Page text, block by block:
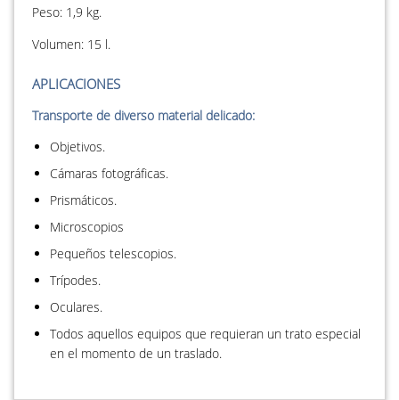
Peso: 1,9 kg.
Volumen: 15 l.
APLICACIONES
Transporte de diverso material delicado:
Objetivos.
Cámaras fotográficas.
Prismáticos.
Microscopios
Pequeños telescopios.
Trípodes.
Oculares.
Todos aquellos equipos que requieran un trato especial
en el momento de un traslado.